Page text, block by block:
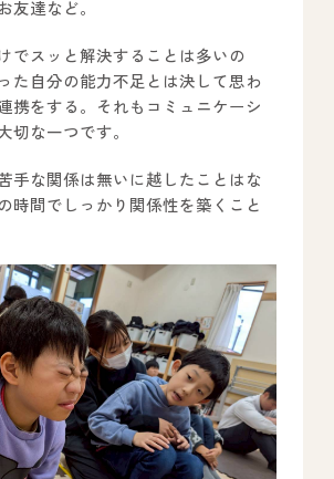
友達など。
でスッと解決することは多いの
た自分の能力不足とは決して思わ
携をする。それもコミュニケーシ
切な一つです。
手な関係は無いに越したことはな
時間でしっかり関係性を築くこと